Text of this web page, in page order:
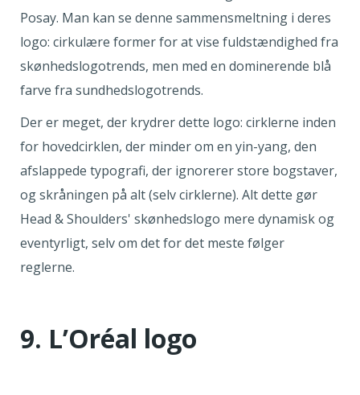
Posay. Man kan se denne sammensmeltning i deres
logo: cirkulære former for at vise fuldstændighed fra
skønhedslogotrends, men med en dominerende blå
farve fra sundhedslogotrends.
Der er meget, der krydrer dette logo: cirklerne inden
for hovedcirklen, der minder om en yin-yang, den
afslappede typografi, der ignorerer store bogstaver,
og skråningen på alt (selv cirklerne). Alt dette gør
Head & Shoulders' skønhedslogo mere dynamisk og
eventyrligt, selv om det for det meste følger
reglerne.
9. L’Oréal logo